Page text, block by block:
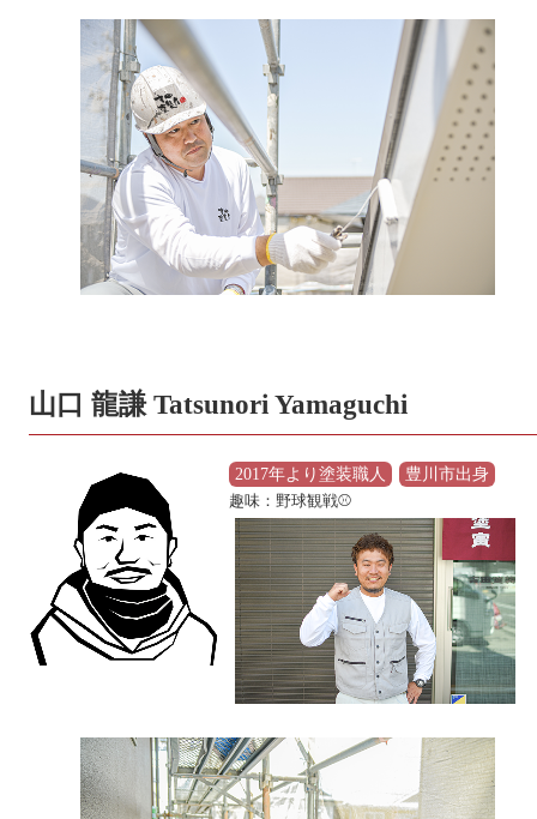
山口 龍謙 Tatsunori Yamaguchi
2017年より塗装職人
豊川市出身
趣味：野球観戦⚾